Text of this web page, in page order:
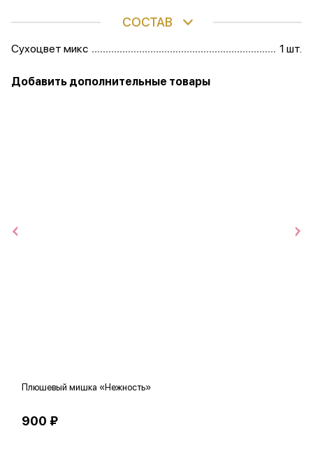
СОСТАВ
Сухоцвет микс 1 шт.
Добавить дополнительные товары
Плюшевый мишка «Нежность»
900 ₽